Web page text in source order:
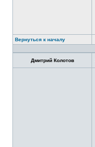
Вернуться к началу
Дмитрий Колотов